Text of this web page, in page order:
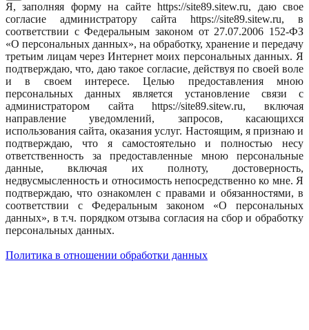
Я, заполняя форму на сайте https://site89.sitew.ru, даю свое
согласие администратору сайта https://site89.sitew.ru, в
соответствии с Федеральным законом от 27.07.2006 152-ФЗ
«О персональных данных», на обработку, хранение и передачу
третьим лицам через Интернет моих персональных данных. Я
подтверждаю, что, даю такое согласие, действуя по своей воле
и в своем интересе. Целью предоставления мною
персональных данных является установление связи с
администратором сайта https://site89.sitew.ru, включая
направление уведомлений, запросов, касающихся
использования сайта, оказания услуг. Настоящим, я признаю и
подтверждаю, что я самостоятельно и полностью несу
ответственность за предоставленные мною персональные
данные, включая их полноту, достоверность,
недвусмысленность и относимость непосредственно ко мне. Я
подтверждаю, что ознакомлен с правами и обязанностями, в
соответствии с Федеральным законом «О персональных
данных», в т.ч. порядком отзыва согласия на сбор и обработку
персональных данных.
Политика в отношении обработки данных